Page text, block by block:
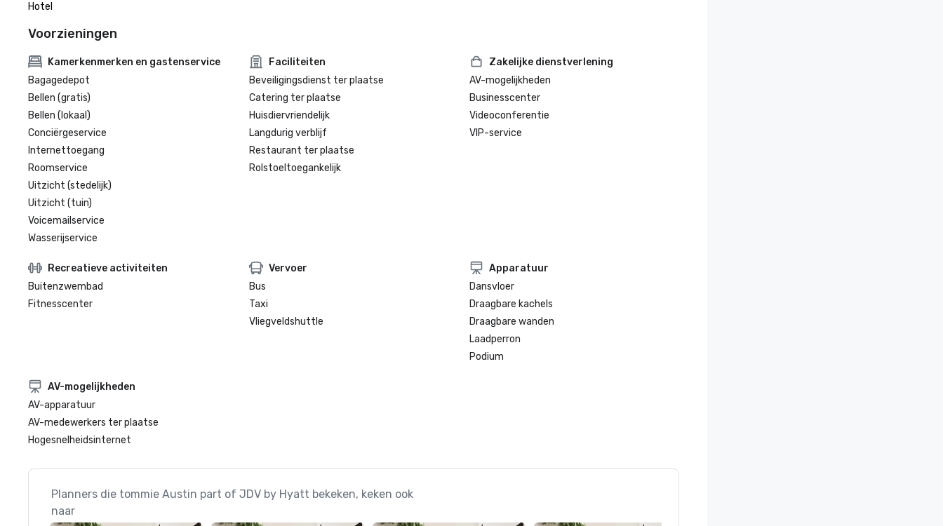
Hotel
Voorzieningen
Kamerkenmerken en gastenservice
Bagagedepot
Bellen (gratis)
Bellen (lokaal)
Conciërgeservice
Internettoegang
Roomservice
Uitzicht (stedelijk)
Uitzicht (tuin)
Voicemailservice
Wasserijservice
Faciliteiten
Beveiligingsdienst ter plaatse
Catering ter plaatse
Huisdiervriendelijk
Langdurig verblijf
Restaurant ter plaatse
Rolstoeltoegankelijk
Zakelijke dienstverlening
AV-mogelijkheden
Businesscenter
Videoconferentie
VIP-service
Recreatieve activiteiten
Buitenzwembad
Fitnesscenter
Vervoer
Bus
Taxi
Vliegveldshuttle
Apparatuur
Dansvloer
Draagbare kachels
Draagbare wanden
Laadperron
Podium
AV-mogelijkheden
AV-apparatuur
AV-medewerkers ter plaatse
Hogesnelheidsinternet
Planners die tommie Austin part of JDV by Hyatt bekeken, keken ook
naar